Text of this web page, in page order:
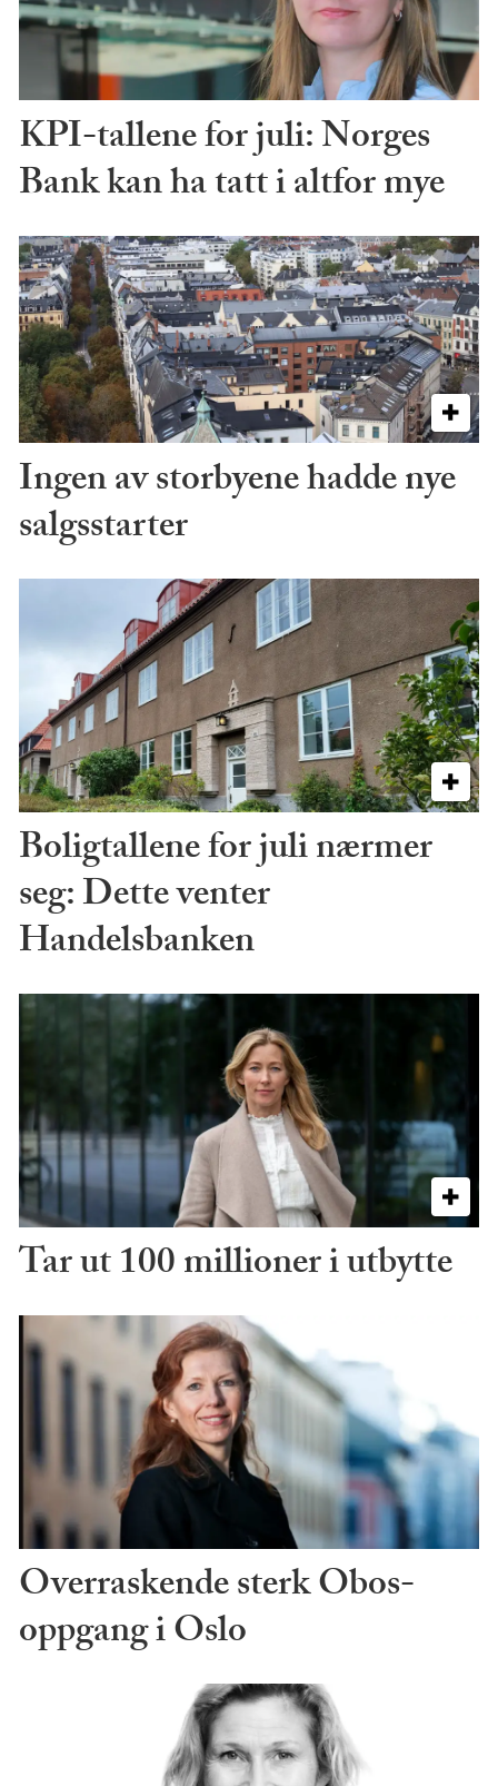
KPI-tallene for juli: Norges
Bank kan ha tatt i altfor mye
Ingen av storbyene hadde nye
salgsstarter
Boligtallene for juli nærmer
seg: Dette venter
Handelsbanken
Tar ut 100 millioner i utbytte
Overraskende sterk Obos-
oppgang i Oslo